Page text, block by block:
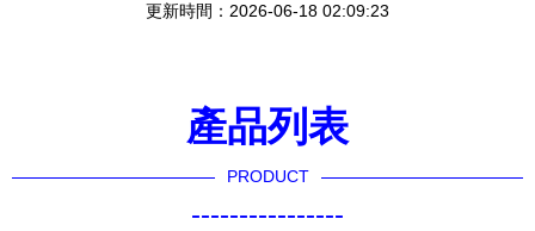
更新時間：2026-06-18 02:09:23
產品列表
PRODUCT
----------------